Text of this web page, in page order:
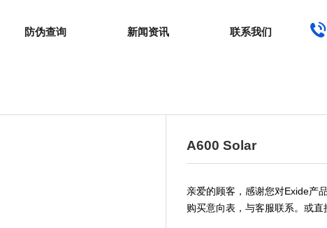
防伪查询 新闻资讯 联系我们
A600 Solar
亲爱的顾客，感谢您对Exide产
购买意向表，与客服联系。或